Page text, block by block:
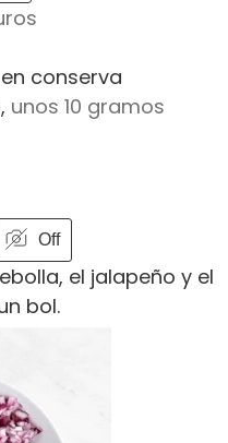
conserva
, unos 10 gramos
Off
el jalapeño y el
bol.